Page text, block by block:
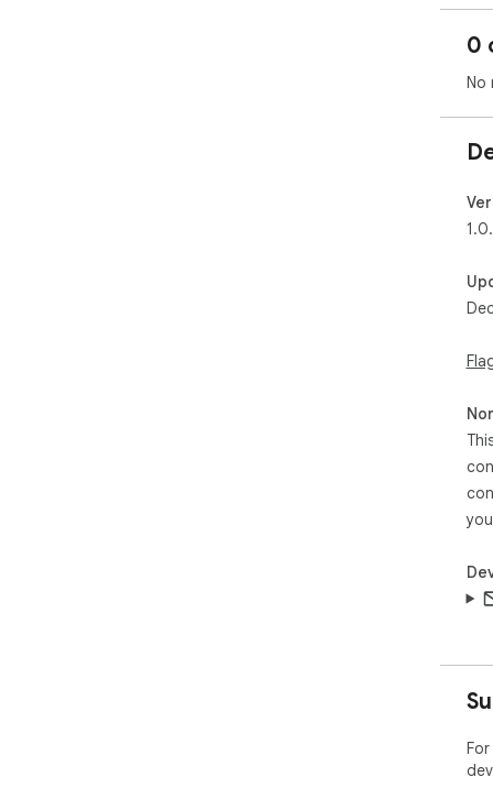
0
No